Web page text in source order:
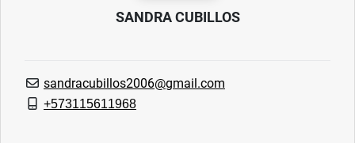
SANDRA CUBILLOS
sandracubillos2006@gmail.com
+573115611968